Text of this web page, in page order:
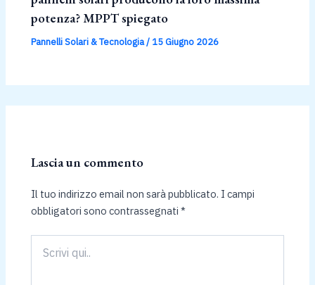
potenza? MPPT spiegato
Pannelli Solari & Tecnologia/ 15 Giugno 2026
Lascia un commento
Il tuo indirizzo email non sarà pubblicato. I campi
obbligatori sono contrassegnati*
qui..